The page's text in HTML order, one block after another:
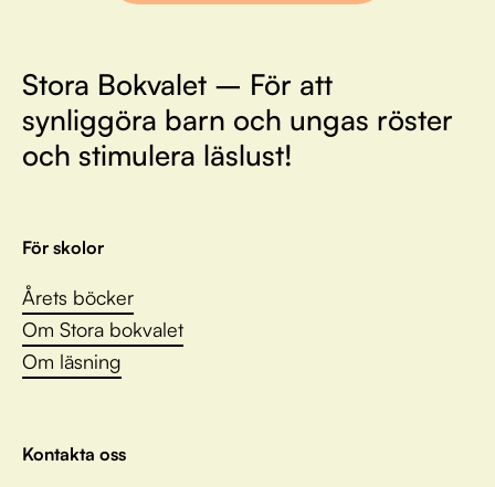
Stora Bokvalet – För att
synliggöra barn och ungas röster
och stimulera läslust!
För skolor
Årets böcker
Om Stora bokvalet
Om läsning
Kontakta oss